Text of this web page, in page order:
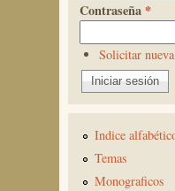
Contraseña *
Solicitar
Indice
Temas
Monograficos